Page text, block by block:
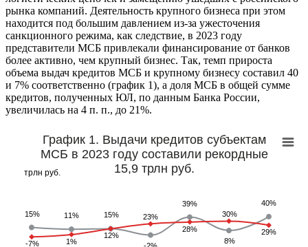
рынка компаний. Деятельность крупного бизнеса при этом
находится под бoльшим давлением из-за ужесточения
санкционного режима, как следствие, в 2023 году
представители МСБ привлекали финансирование от банков
более активно, чем крупный бизнес. Так, темп прироста
объема выдач кредитов МСБ и крупному бизнесу составил 40
и 7% соответственно (график 1), а доля МСБ в общей сумме
кредитов, полученных ЮЛ, по данным Банка России,
увеличилась на 4 п. п., до 21%.
трлн руб.
График 1. Выдачи кредитов субъектам
МСБ в 2023 году составили рекордные
15,9 трлн руб.
15%
15% 11%
11% 15%
15%
39%
39%
8%
8%
40%
40%
-7%
-7% 1%
1%
12%
12%
23%
23%
28%
28%
30%
30%
29%
29%